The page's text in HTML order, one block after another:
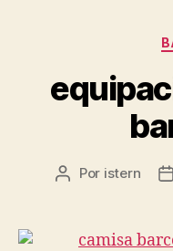
Autor
entrada
Por istern